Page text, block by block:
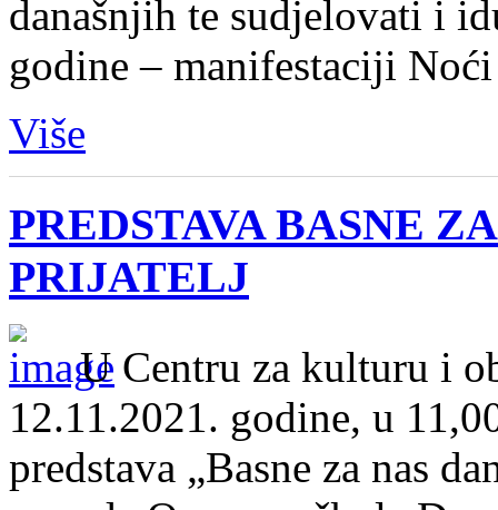
današnjih te sudjelovati i
godine – manifestaciji
Više
PREDSTAVA BASNE
PRIJATELJ
U Centru za kulturu i
12.11.2021. godine, u
predstava „Basne za nas